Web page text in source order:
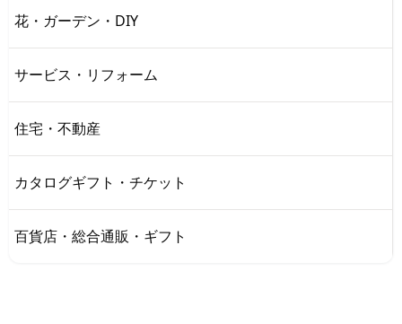
花・ガーデン・DIY
サービス・リフォーム
住宅・不動産
カタログギフト・チケット
百貨店・総合通販・ギフト